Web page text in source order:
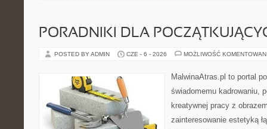
PORADNIKI DLA
POSTED BY ADMIN CZE - 6 - 2026 MOŻLIWOŚĆ
MalwinaAtras.pl to portal
świadomemu kadrowaniu,
kreatywnej pracy z
zainteresowanie estetyką